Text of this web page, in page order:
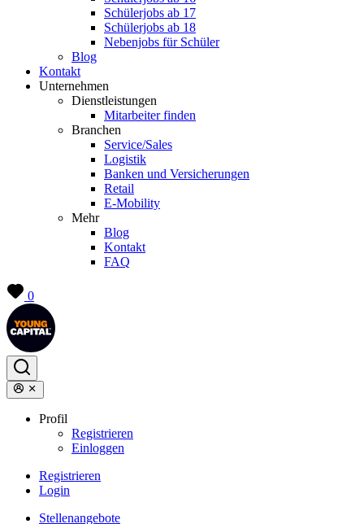
Schülerjobs ab 17
Schülerjobs ab 18
Nebenjobs für Schüler
Blog
Kontakt
Unternehmen
Dienstleistungen
Mitarbeiter finden
Branchen
Service/Sales
Logistik
Banken und Versicherungen
Retail
E-Mobility
Mehr
Blog
Kontakt
FAQ
0
Profil
Registrieren
Einloggen
Registrieren
Login
Stellenangebote